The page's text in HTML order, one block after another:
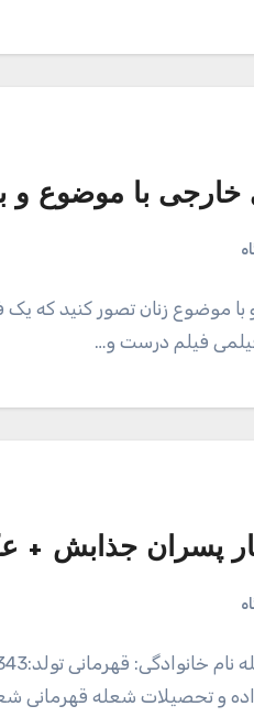
خارجی با موضوع و
و با موضوع زنان تصور کنید که
فیلم درست و…
پسران جذابش
و تحصیلات شعله قهرمانی